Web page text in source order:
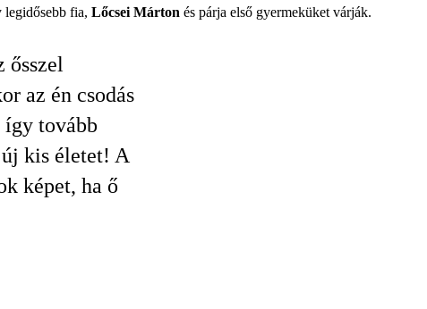
legidősebb fia, Lőcsei Márton és párja első gyermeküket várják.
ősszel
az én csodás
így tovább
kis életet! A
képet, ha ő